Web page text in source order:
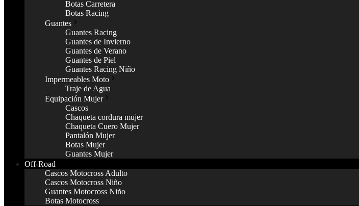
Botas Carretera
Botas Racing
Guantes
Guantes Racing
Guantes de Invierno
Guantes de Verano
Guantes de Piel
Guantes Racing Niño
Impermeables Moto
Traje de Agua
Equipación Mujer
Cascos
Chaqueta cordura mujer
Chaqueta Cuero Mujer
Pantalón Mujer
Botas Mujer
Guantes Mujer
Off-Road
Cascos Motocross Adulto
Cascos Motocross Niño
Guantes Motocross Niño
Botas Motocross